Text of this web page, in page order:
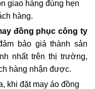
giao hàng đúng hẹn
hàng.
đồng phục công ty
bảo giá thành sản
nhất trên thị trường,
hàng nhận được.
khi đặt may áo đồng